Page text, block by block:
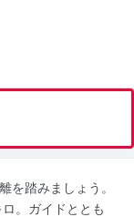
を踏みましょう。
。ガイドととも